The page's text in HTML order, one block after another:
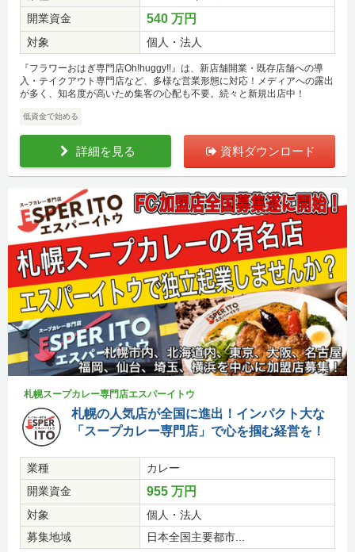
開業資金
540 万円
対象 個人・法人
『フラワーおはぎ専門店Oh!huggy!!』は、新店舗開業・既存店舗への導
入・テイクアウト専門店など、多様な営業形態に対応！メディアへの露出
が多く、知名度が高いため集客の心配も不要。続々と新規出店中！
低資金で始める
詳細を見る 資料ダウンロード
札幌スープカレー専門店エスパーイトウ
札幌の人気店が全国に進出！インパクト大な
「スープカレー専門店」で心を掴む経営を！
業種
カレー
開業資金
955 万円
対象
個人・法人
募集地域
日本全国主要都市...